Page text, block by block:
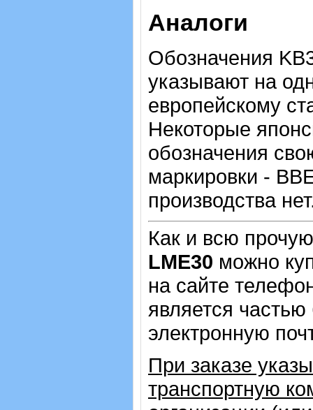
Аналоги
Обозначения
указывают на
европейскому
Некоторые
обозначения
маркировки -
производства
Как и всю
LME30 можно
на сайте
является
электронную
При заказе
транспортную